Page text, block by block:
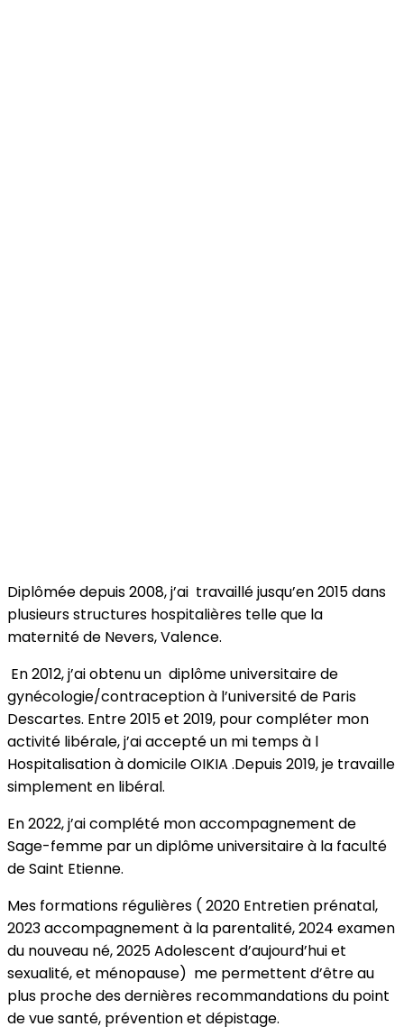
Diplômée depuis 2008, j’ai travaillé jusqu’en 2015 dans
plusieurs structures hospitalières telle que la
maternité de Nevers, Valence.
En 2012, j’ai obtenu un diplôme universitaire de
gynécologie/contraception à l’université de Paris
Descartes. Entre 2015 et 2019, pour compléter mon
activité libérale, j’ai accepté un mi temps à l
Hospitalisation à domicile OIKIA .Depuis 2019, je travaille
simplement en libéral.
En 2022, j’ai complété mon accompagnement de
Sage-femme par un diplôme universitaire à la faculté
de Saint Etienne.
Mes formations régulières ( 2020 Entretien prénatal,
2023 accompagnement à la parentalité, 2024 examen
du nouveau né, 2025 Adolescent d’aujourd’hui et
sexualité, et ménopause) me permettent d’être au
plus proche des dernières recommandations du point
de vue santé, prévention et dépistage.